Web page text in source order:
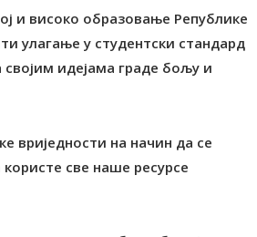
и високо образовање Републике
улагање у студентски стандард
својим идејама граде бољу и
вриједности на начин да се
све наше ресурсе